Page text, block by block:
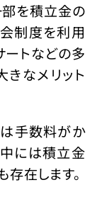
を積立金の
制度を利用
ートなどの多
なメリット
手数料がか
中には積立金
在します。